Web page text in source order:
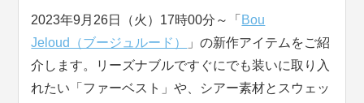
2023年9月26日（火）17時00分～「 Bou
Jeloud（ブージュルード）
」の新作アイテムをご紹
介します。リーズナブルですぐにでも装いに取り入
れたい「ファーベスト」や、シアー素材とスウェッ